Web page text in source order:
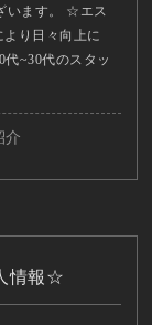
います。 ☆エス
り日々向上に
~30代のスタッ
介
情報☆